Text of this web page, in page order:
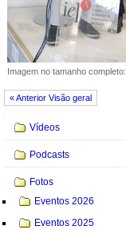
Imagem no tamanho completo:
« Anterior Visão geral
Vídeos
Podcasts
Fotos
Eventos 2026
Eventos 2025